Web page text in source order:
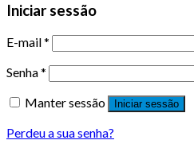
Iniciar sessão
E-mail*
Senha*
Manter sessão
Iniciar sessão
Perdeu a sua senha?